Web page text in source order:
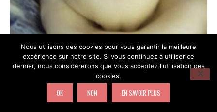
enfoncer la tête dans le corps de la brioche
Nous utilisons des cookies pour vous garantir la meilleure
expérience sur notre site. Si vous continuez à utiliser ce
dernier, nous considérerons que vous acceptez l'utilisation des
cookies.
OK NON EN SAVOIR PLUS